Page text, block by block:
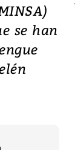
se han
su
y